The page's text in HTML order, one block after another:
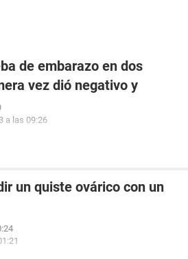
de embarazo en dos
vez dió negativo y
a las 09:26
un quiste ovárico con un